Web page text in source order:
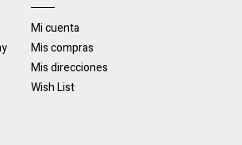
Mi cuenta
Mis compras
Mis direcciones
Wish List